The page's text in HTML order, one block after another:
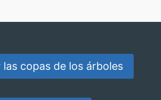
copas de los árboles